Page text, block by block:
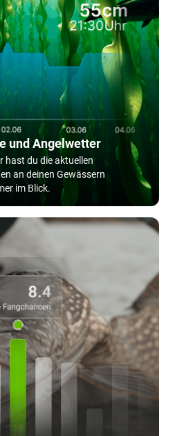
und Angelwetter
hast du die aktuellen
an deinen Gewässern
im Blick.